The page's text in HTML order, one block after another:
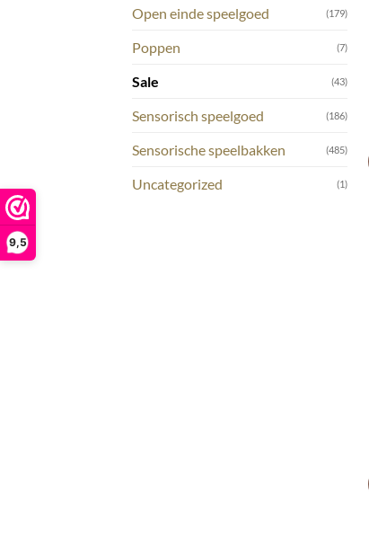
9,5
Open einde speelgoed (179)
Poppen (7)
Sale (43)
Sensorisch speelgoed (186)
Sensorische speelbakken (485)
Uncategorized (1)